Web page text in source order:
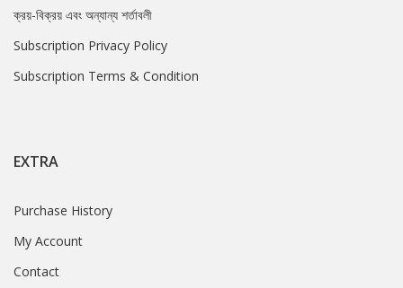
ক্রয়-বিক্রয় এবং অন্যান্য শর্তাবলী
Subscription Privacy Policy
Subscription Terms & Condition
EXTRA
Purchase History
My Account
Contact